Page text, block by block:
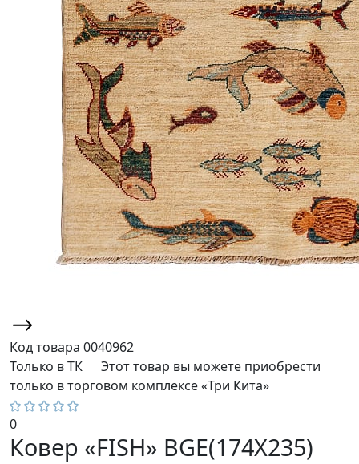
Код товара 0040962
Только в ТК
Этот товар вы можете приобрести
только в торговом комплексе «Три Кита»
0
Ковер «FISH» BGE(174X235)